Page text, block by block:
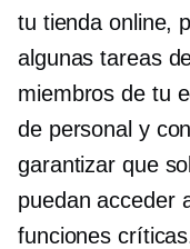
tu tienda online,
algunas tareas
miembros de tu
de personal y
garantizar que
puedan acceder
funciones